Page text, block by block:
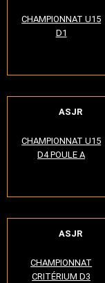
CHAMPIONNAT U15
D1
ASJR
CHAMPIONNAT U15
D4 POULE A
ASJR
CHAMPIONNAT
CRITÉRIUM D3